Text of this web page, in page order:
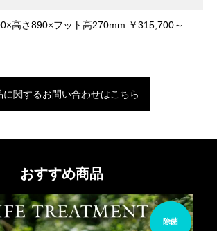
高さ890×フット高270mm ￥315,700～
に関するお問い合わせはこちら
おすすめ商品
除菌